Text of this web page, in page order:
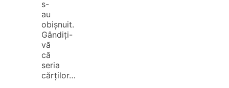
s-
au
obișnuit.
Gândiți-
vă
că
seria
cărților…